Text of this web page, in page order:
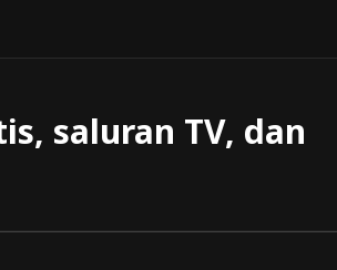
saluran TV, dan